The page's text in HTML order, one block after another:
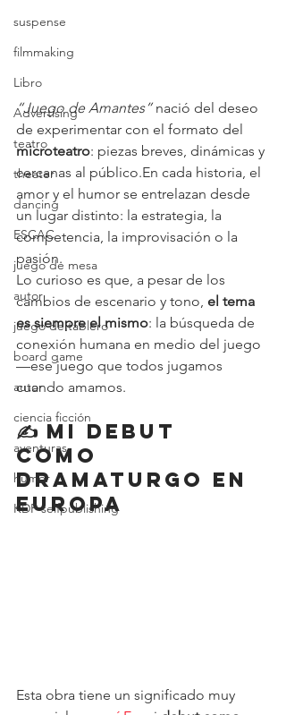
suspense
filmmaking
Libro
Advertising
teatro
theater
dancing
ESCAC
juego de mesa
autor
juego de tablero
board game
autor
ciencia ficción
aventuras
humor
KDP selfpublishing
“Juego de Amantes” nació del deseo
de experimentar con el formato del
microteatro: piezas breves, dinámicas y
cercanas al público.En cada historia, el
amor y el humor se entrelazan desde
un lugar distinto: la estrategia, la
competencia, la improvisación o la
pasión.
Lo curioso es que, a pesar de los
cambios de escenario y tono, el tema
es siempre el mismo: la búsqueda de
conexión humana en medio del juego
—ese juego que todos jugamos
cuando amamos.
✍️ Mi debut
como
dramaturgo en
Europa
Esta obra tiene un significado muy